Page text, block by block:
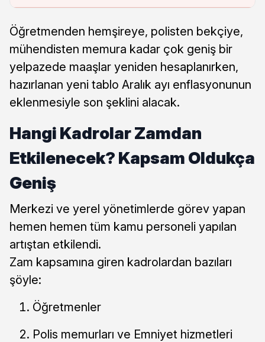
Öğretmenden hemşireye, polisten bekçiye,
mühendisten memura kadar çok geniş bir
yelpazede maaşlar yeniden hesaplanırken,
hazırlanan yeni tablo Aralık ayı enflasyonunun
eklenmesiyle son şeklini alacak.
Hangi Kadrolar Zamdan
Etkilenecek? Kapsam Oldukça
Geniş
Merkezi ve yerel yönetimlerde görev yapan
hemen hemen tüm kamu personeli yapılan
artıştan etkilendi.
Zam kapsamına giren kadrolardan bazıları
şöyle:
Öğretmenler
Polis memurları ve Emniyet hizmetleri